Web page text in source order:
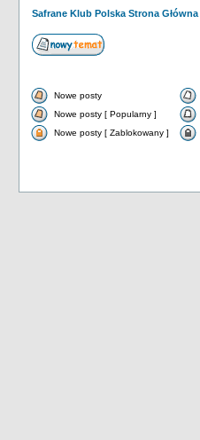
Safrane Klub Polska Strona Główna
Nowe posty
Nowe posty [ Popularny ]
Nowe posty [ Zablokowany ]